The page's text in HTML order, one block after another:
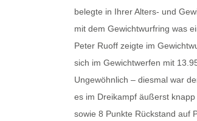
belegte in Ihrer Alters- und
mit dem Gewichtwurfring was
Peter Ruoff zeigte im
sich im Gewichtwerfen mit
Ungewöhnlich – diesmal war
es im Dreikampf äußerst
sowie 8 Punkte Rückstand auf